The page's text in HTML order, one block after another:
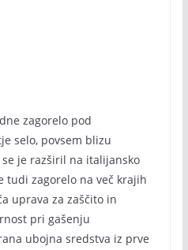
zagorelo pod
selo, povsem blizu
je razširil na italijansko
tudi zagorelo na več krajih
uprava za zaščito in
pri gašenju
ubojna sredstva iz prve